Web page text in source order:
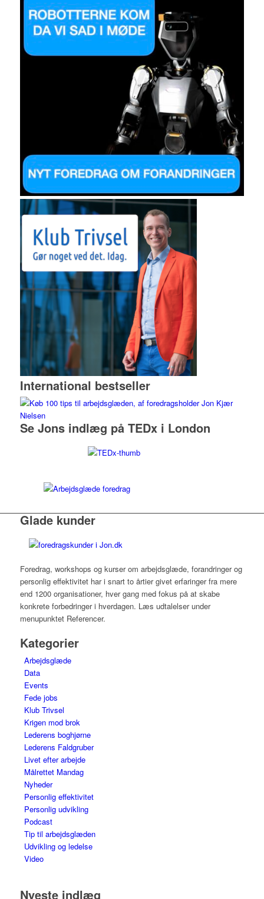
International bestseller
Se Jons indlæg på TEDx i London
Glade kunder
Foredrag, workshops og kurser om arbejdsglæde, forandringer og
personlig effektivitet har i snart to årtier givet erfaringer fra mere
end 1200 organisationer, hver gang med fokus på at skabe
konkrete forbedringer i hverdagen. Læs udtalelser under
menupunktet Referencer.
Kategorier
Arbejdsglæde
Data
Events
Fede jobs
Klub Trivsel
Krigen mod brok
Lederens boghjørne
Lederens Faldgruber
Livet efter arbejde
Målrettet Mandag
Nyheder
Personlig effektivitet
Personlig udvikling
Podcast
Tip til arbejdsglæden
Udvikling og ledelse
Video
Nyeste indlæg